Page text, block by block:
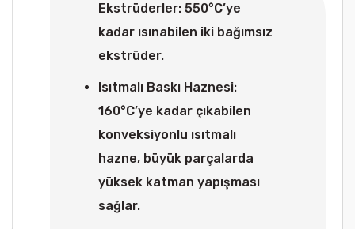
Ekstrüderler: 550°C’ye
kadar ısınabilen iki bağımsız
ekstrüder.
Isıtmalı Baskı Haznesi:
160°C’ye kadar çıkabilen
konveksiyonlu ısıtmalı
hazne, büyük parçalarda
yüksek katman yapışması
sağlar.